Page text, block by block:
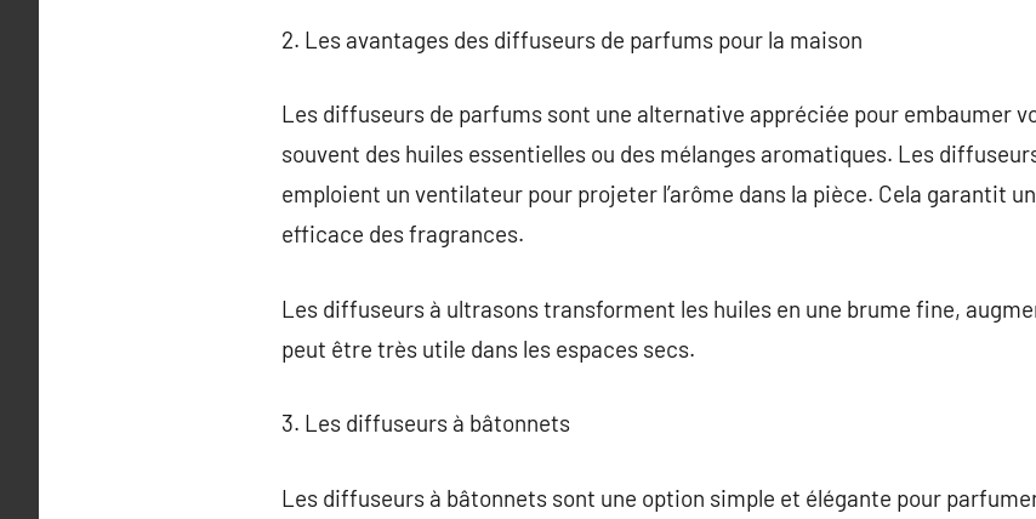
2. Les avantages des diffuseurs de parfums pour la maison
Les diffuseurs de parfums sont une alternative appréciée pour embaumer
souvent des huiles essentielles ou des mélanges aromatiques. Les
emploient un ventilateur pour projeter l’arôme dans la pièce. Cela garantit
efficace des fragrances.
Les diffuseurs à ultrasons transforment les huiles en une brume fine,
peut être très utile dans les espaces secs.
3. Les diffuseurs à bâtonnets
Les diffuseurs à bâtonnets sont une option simple et élégante pour